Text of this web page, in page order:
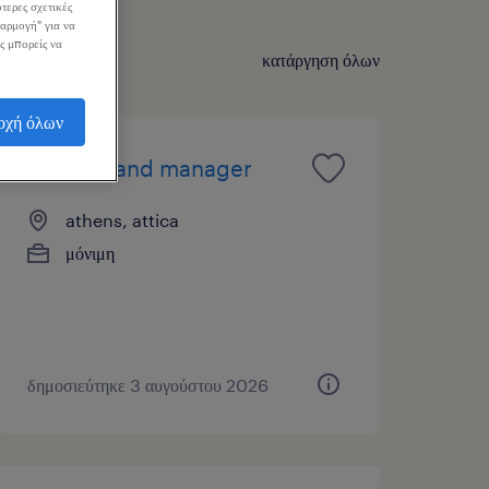
κατάργηση όλων
junior brand manager
athens, attica
μόνιμη
δημοσιεύτηκε 3 αυγούστου 2026
σχετικές
για να
μπορείς να
όλων